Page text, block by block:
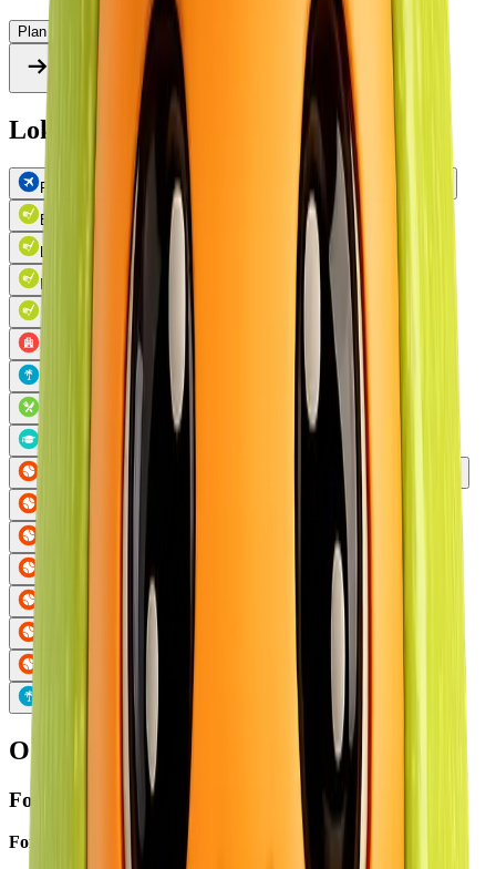
Plan generalny Wygląd zewnętrzny
Lokalizacja i infrastruktura
Phuket International Airport
Blue Canyon (Canyon Course)
Blue Canyon (Lakes Course)
Red Mountain Golf Club
Loch Palm Golf Club
Mission Hills Phuket
Laguna Phuket Golf
Phuket Country Club
Phunaka Golf Course
Blue Canyon Country Club
Bangkok Hospital Phuket
Bangkok Hospital Siriroj
LAZY COCONUT
Thanyapura Tennis
VERO TRATTORIA
British International School (BISP)
QSI International School
The Dome Tennis Club
Royal Tennis Club
InterContinental Tennis
Intana Tennis Courts
Le Meridien Tennis
FifteenLove Tennis & Padel
Banyan Tree Phuket
Saii Laguna Phuket Tennis
Anantara Layan Tennis
Catch Beach Club
NORA BEACH CLUB
O Developerze
Fortuna Likeside
Fortuna Lakeside